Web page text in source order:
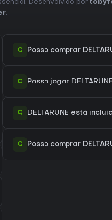
Vale a Pena Jogar?
integração de bullet hell e as
episódicos e expansões
A recepção destaca a trilha
que incorporam elementos de
exploração, quebra-cabeças e
Desenvolvido por
.
Q Posso comprar
Q Posso jogar
Q DELTARUNE está
Q Posso comprar